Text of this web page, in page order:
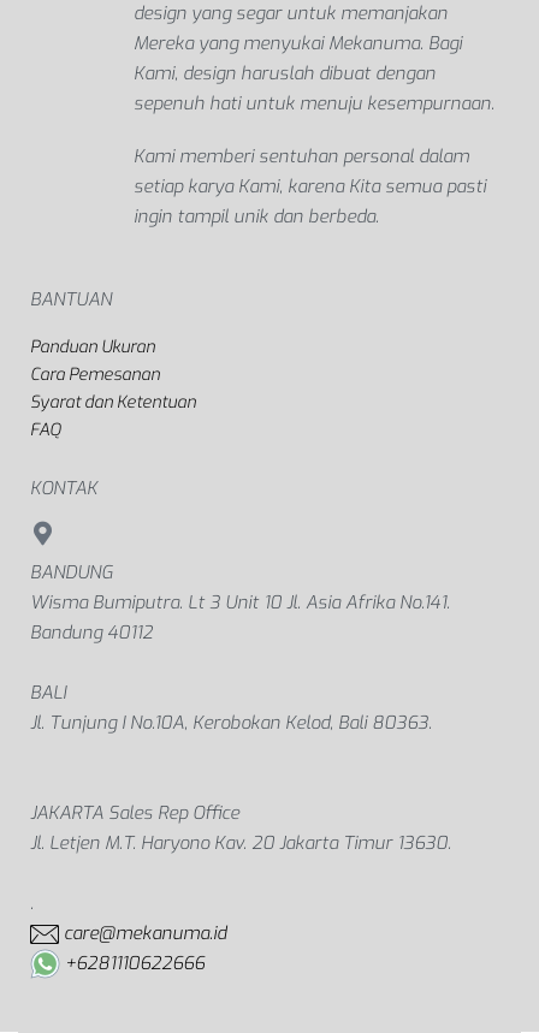
design yang segar untuk memanjakan
Mereka yang menyukai Mekanuma. Bagi
Kami, design haruslah dibuat dengan
sepenuh hati untuk menuju kesempurnaan.
Kami memberi sentuhan personal dalam
setiap karya Kami, karena Kita semua pasti
ingin tampil unik dan berbeda.
BANTUAN
Panduan Ukuran
Cara Pemesanan
Syarat dan Ketentuan
FAQ
KONTAK
BANDUNG
Wisma Bumiputra. Lt 3 Unit 10 Jl. Asia Afrika No.141.
Bandung 40112
BALI
Jl. Tunjung I No.10A, Kerobokan Kelod, Bali 80363.
JAKARTA Sales Rep Office
Jl. Letjen M.T. Haryono Kav. 20 Jakarta Timur 13630.
.
care@mekanuma.id
+6281110622666